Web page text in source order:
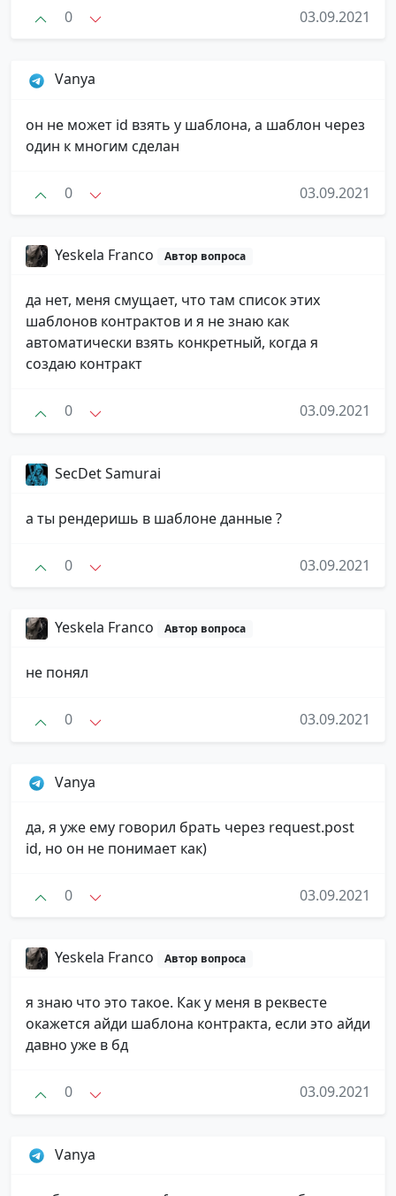
0 03.09.2021
Vanya
он не может id взять у шаблона, а шаблон через
один к многим сделан
0 03.09.2021
Yeskela Franco Автор вопроса
да нет, меня смущает, что там список этих
шаблонов контрактов и я не знаю как
автоматически взять конкретный, когда я
создаю контракт
0 03.09.2021
SecDet Samurai
а ты рендеришь в шаблоне данные ?
0 03.09.2021
Yeskela Franco Автор вопроса
не понял
0 03.09.2021
Vanya
да, я уже ему говорил брать через request.post
id, но он не понимает как)
0 03.09.2021
Yeskela Franco Автор вопроса
я знаю что это такое. Как у меня в реквесте
окажется айди шаблона контракта, если это айди
давно уже в бд
0 03.09.2021
Vanya